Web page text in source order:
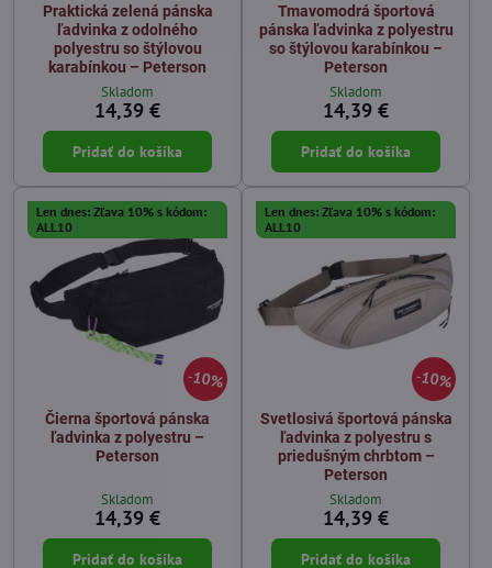
Praktická zelená pánska
ľadvinka z odolného
polyestru so štýlovou
karabínkou – Peterson
Skladom
14,39 €
Pridať do košíka
Tmavomodrá športová
pánska ľadvinka z polyestru
so štýlovou karabínkou –
Peterson
Skladom
14,39 €
Pridať do košíka
10%
Len dnes: Zľava 10% s kódom:
ALL10
Čierna športová pánska
ľadvinka z polyestru –
Peterson
Skladom
14,39 €
Pridať do košíka
10%
Len dnes: Zľava 10% s kódom:
ALL10
Svetlosivá športová pánska
ľadvinka z polyestru s
priedušným chrbtom –
Peterson
Skladom
14,39 €
Pridať do košíka